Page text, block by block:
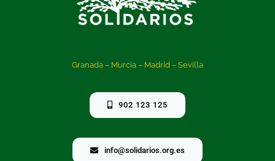
Granada – Murcia – Madrid – Sevilla
902 123 125
info@solidarios.org.es